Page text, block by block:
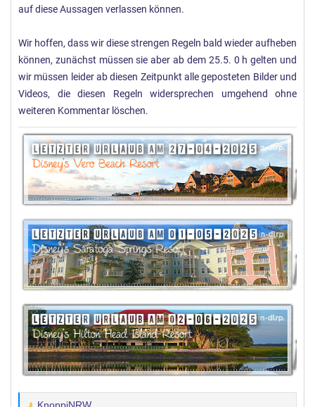
auf diese Aussagen verlassen können.
Wir hoffen, dass wir diese strengen Regeln bald wieder aufheben
können, zunächst müssen sie aber ab dem 25.5. 0 h gelten und
wir müssen leider ab diesen Zeitpunkt alle geposteten Bilder und
Videos, die diesen Regeln widersprechen umgehend ohne
weiteren Kommentar löschen.